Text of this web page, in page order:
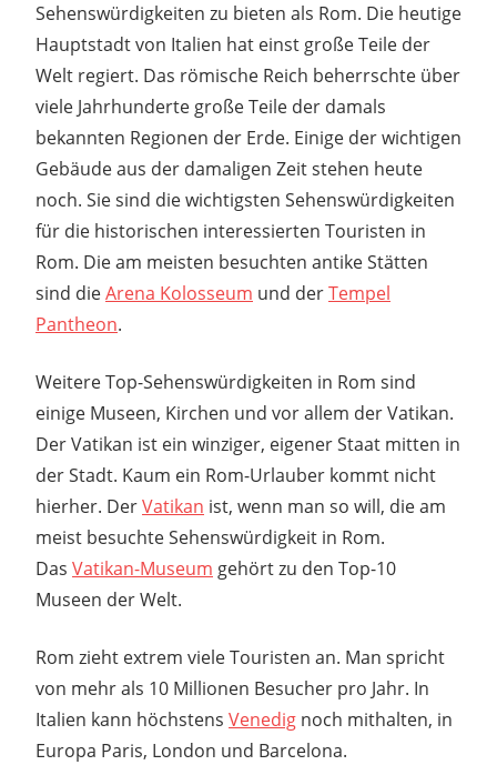
Sehenswürdigkeiten zu bieten als Rom. Die heutige
Hauptstadt von Italien hat einst große Teile der
Welt regiert. Das römische Reich beherrschte über
viele Jahrhunderte große Teile der damals
bekannten Regionen der Erde. Einige der wichtigen
Gebäude aus der damaligen Zeit stehen heute
noch. Sie sind die wichtigsten Sehenswürdigkeiten
für die historischen interessierten Touristen in
Rom. Die am meisten besuchten antike Stätten
sind dieArena Kolosseum und derTempel
Pantheon.
Weitere Top-Sehenswürdigkeiten in Rom sind
einige Museen, Kirchen und vor allem der Vatikan.
Der Vatikan ist ein winziger, eigener Staat mitten in
der Stadt. Kaum ein Rom-Urlauber kommt nicht
hierher. DerVatikan ist, wenn man so will, die am
meist besuchte Sehenswürdigkeit in Rom.
Das Vatikan-Museum gehört zu den Top-10
Museen der Welt.
Rom zieht extrem viele Touristen an. Man spricht
von mehr als 10 Millionen Besucher pro Jahr. In
Italien kann höchstens Venedig noch mithalten, in
Europa Paris, London und Barcelona.